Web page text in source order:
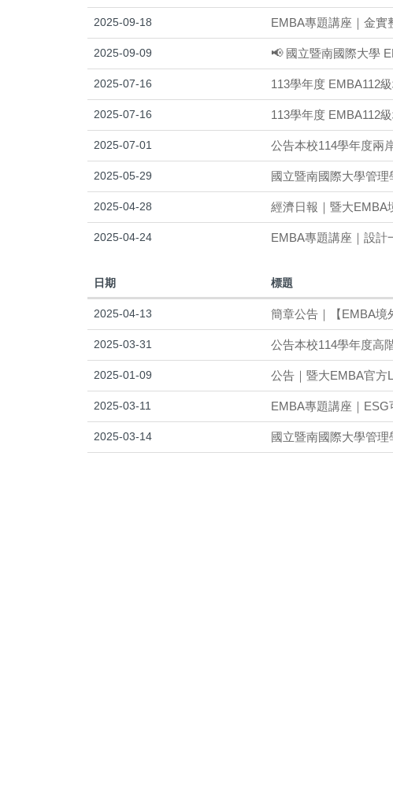
2025-09-18 EMBA專題講座｜金實
2025-09-09 📢 國立暨南國際大學
2025-07-16 113學年度 EMBA112
2025-07-16 113學年度 EMBA112
2025-07-01 公告本校114學年度兩
2025-05-29 國立暨南國際大學管
2025-04-28 經濟日報｜暨大EMBA
2025-04-24 EMBA專題講座｜設計
日期 標題
2025-04-13 簡章公告｜【EMBA境
2025-03-31 公告本校114學年度高
2025-01-09 公告｜暨大EMBA官方
2025-03-11 EMBA專題講座｜
2025-03-14 國立暨南國際大學管